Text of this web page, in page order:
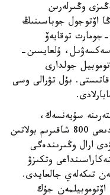
وڭىرلەرىن
اۆتوجول جوباسىنىڭ
توقايەۆ
سەكسەۋىل، ۇلعايسىن-
جولدارى
قاتىستى. بۇل تۋرالى وسى
سۇيەنسەك،
مەملەكەت باسشىسىنىڭ ايتۋىنشا، ۇزىندىعى 800 شاقىرىم بولاتىن
ارال وڭىرىندەگى
وتكىزۋ
تىكەلەي جالعايدى.
اۆتوموبيلمەن جۇك